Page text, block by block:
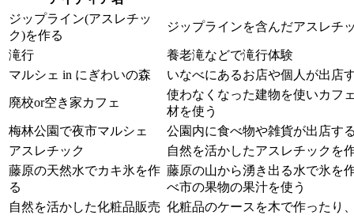
ジップライン(アスレチッ
ク)を作る
ジップラインを含んだアスレチ
滝行
養老滝などで滝行体験
マルシェ in にぎわいの森
いなべにあるお店や個人が出店
廃校or空き家カフェ
使わなくなった建物を使いカフ
材を使う
梅林公園で夜市マルシェ
公園内に食べ物や雑貨が出店す
アスレチック
自然を活かしたアスレチックを
藤原の天然水でカキ氷を作
る
藤原の山から湧き出る水で氷を
べ市の果物の果汁を使う
自然を活かした化粧品販売 化粧品のケースを木で作ったり